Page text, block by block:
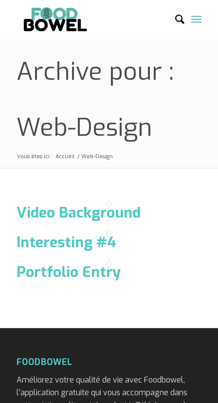
Archive pour :
Web-Design
Vous êtes ici : Accueil / Web-Design
Video Background
Interesting #4
Portfolio Entry
FOODBOWEL
Améliorez votre qualité de vie avec Foodbowel,
l’application gratuite qui vous accompagne dans